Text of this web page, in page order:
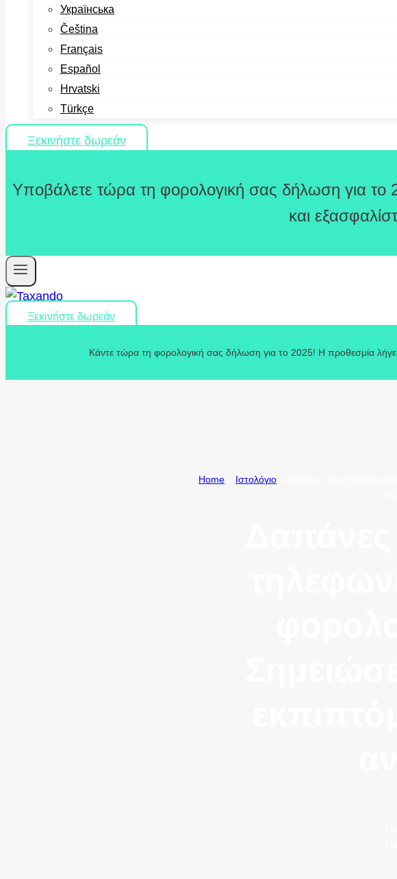
Українська
Čeština
Français
Español
Hrvatski
Türkçe
Ξεκινήστε δωρεάν
Υποβάλετε τώρα τη φορολογική σας δήλωση για
και
Ξεκινήστε δωρεάν
Κάντε τώρα τη φορολογική σας δήλωση για το 2025! Η προθεσμία
Home Ιστολόγιο